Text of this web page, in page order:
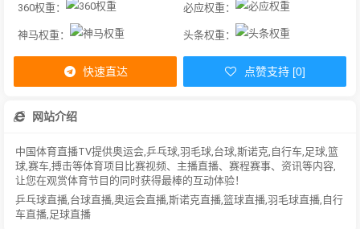
360权重： 必应权重：
神马权重： 头条权重：
快速直达 点赞支持 [0]
网站介绍
中国体育直播TV提供奥运会,乒乓球,羽毛球,台球,斯诺克,自行车,足球,篮
球,赛车,搏击等体育项目比赛视频、主播直播、赛程赛事、资讯等内容,
让您在观赏体育节目的同时获得最棒的互动体验！
乒乓球直播,台球直播,奥运会直播,斯诺克直播,篮球直播,羽毛球直播,自行
车直播,足球直播